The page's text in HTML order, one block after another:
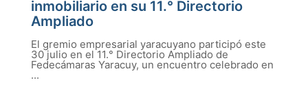
inmobiliario en su 11.° Directorio
Ampliado
El gremio empresarial yaracuyano participó este
30 julio en el 11.° Directorio Ampliado de
Fedecámaras Yaracuy, un encuentro celebrado en
...